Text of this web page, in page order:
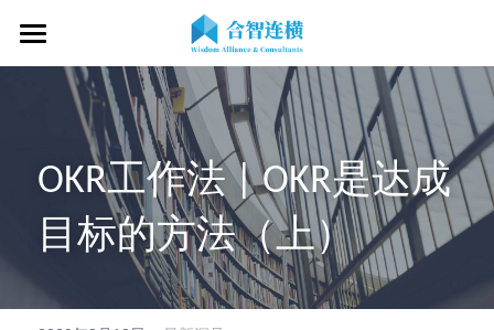
首页
关于我们
关于我们
OKR专家
战略伙伴
专业服务
OKR服务体系
OKR系统落地陪跑
OKR教练认证
了解COC
OKR工作法 | OKR是达成
目标的方法（上）